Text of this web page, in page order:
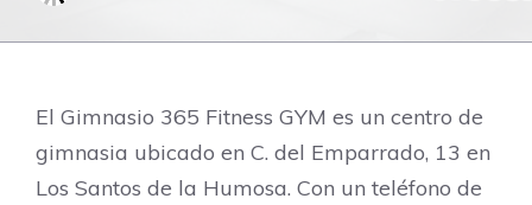
El Gimnasio 365 Fitness GYM es un centro de
gimnasia ubicado en C. del Emparrado, 13 en
Los Santos de la Humosa. Con un teléfono de